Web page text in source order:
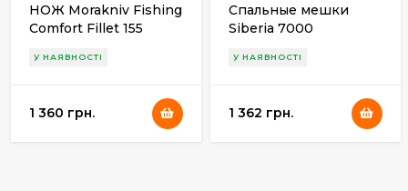
НОЖ Morakniv Fishing
Comfort Fillet 155
У НАЯВНОСТІ
1 360 грн.
Спальные мешки
Siberia 7000
У НАЯВНОСТІ
1 362 грн.